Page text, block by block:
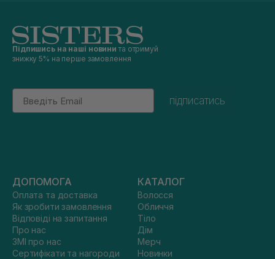
Підпишись на наші новини та отримуй
знижку 5% на перше замовлення
Email
підписатись
ДОПОМОГА
Оплата та доставка
Як зробити замовлення
Відповіді на запитання
Про нас
ЗМІ про нас
Сертифікати та нагороди
КАТАЛОГ
Волосся
Обличчя
Тіло
Дім
Мерч
Новинки